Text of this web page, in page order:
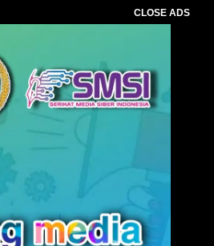
CLOSE ADS